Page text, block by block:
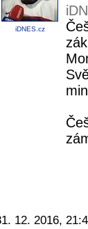
iDNES.cz
12. 2016,